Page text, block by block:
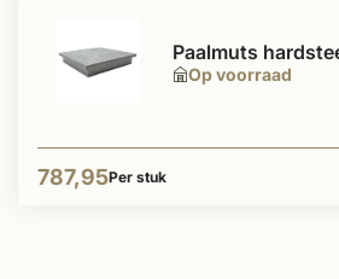
Op voorraad
Paalmuts
787,95Per stuk